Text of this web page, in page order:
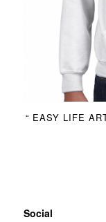
“ EASY LIFE
Social